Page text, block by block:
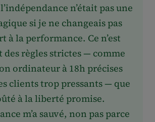
n’était pas une
si je ne changeais pas
à la performance. Ce n’est
des règles strictes — comme
ordinateur à 18h précises
clients trop pressants — que
à la liberté promise.
m’a sauvé, non pas parce